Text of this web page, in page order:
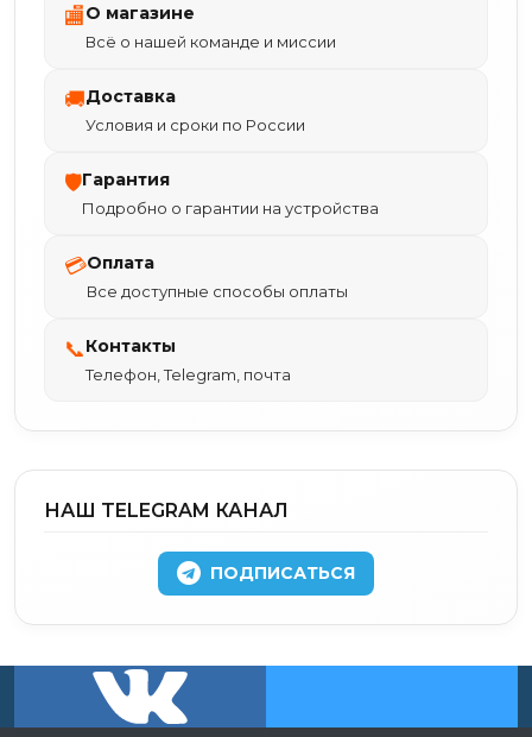
🏬О магазине
Всё о нашей команде и миссии
🚚Доставка
Условия и сроки по России
🛡Гарантия
Подробно о гарантии на устройства
💳Оплата
Все доступные способы оплаты
📞Контакты
Телефон, Telegram, почта
НАШ TELEGRAM КАНАЛ
ПОДПИСАТЬСЯ